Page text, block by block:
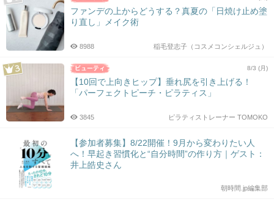
ファンデの上からどうする？真夏の「日焼け止め塗
り直し」メイク術
稲毛登志子（コスメコンシェルジュ）
8988
8/3 (月)
【10回で上向きヒップ】垂れ尻を引き上げる！
「パーフェクトピーチ・ピラティス」
ピラティストレーナー TOMOKO
3845
【参加者募集】8/22開催！9月から変わりたい人
へ！早起き習慣化と“自分時間”の作り方｜ゲスト：
井上皓史さん
朝時間.jp編集部